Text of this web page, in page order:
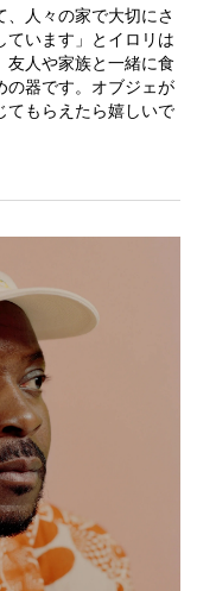
、人々の家で大切にさ
ています」とイロリは
友人や家族と一緒に食
の器です。オブジェが
てもらえたら嬉しいで